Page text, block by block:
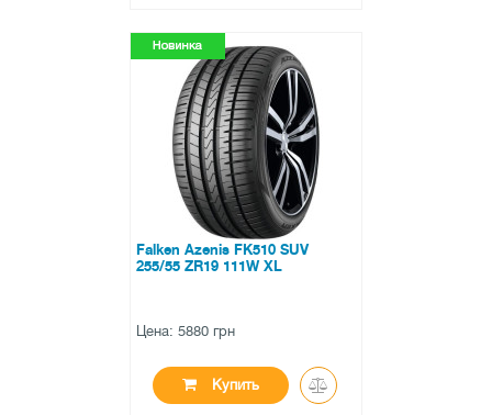
●в наличии
0 отзывов
Falken Azenis FK510 SUV
255/55 ZR19 111W XL
Цена: 5880 грн
Купить